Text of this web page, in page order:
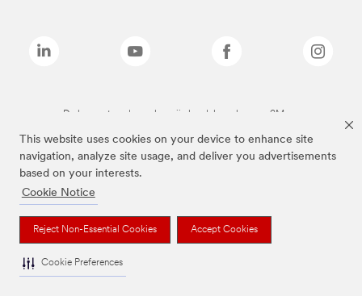
This website uses cookies on your device to enhance site
navigation, analyze site usage, and deliver you advertisements
based on your interests.
Cookie Notice
Reject Non-Essential Cookies Accept Cookies
Cookie Preferences
De bovenstaande merken zijn handelsmerken van 3M.we